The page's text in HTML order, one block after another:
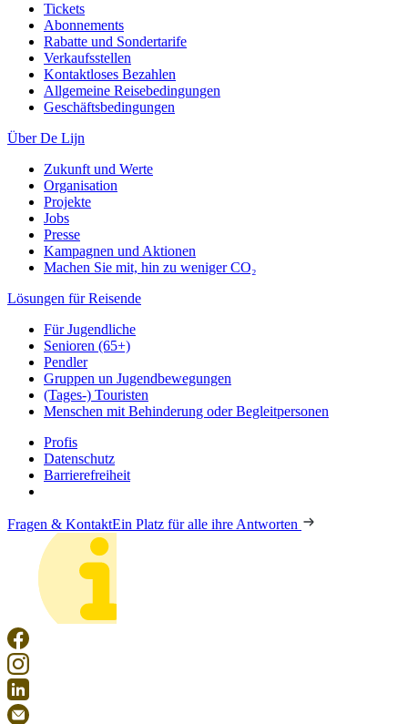
Tickets
Abonnements
Rabatte und Sondertarife
Verkaufsstellen
Kontaktloses Bezahlen
Allgemeine Reisebedingungen
Geschäftsbedingungen
Über De Lijn
Zukunft und Werte
Organisation
Projekte
Jobs
Presse
Kampagnen und Aktionen
Machen Sie mit, hin zu weniger CO₂
Lösungen für Reisende
Für Jugendliche
Senioren (65+)
Pendler
Gruppen un Jugendbewegungen
(Tages-) Touristen
Menschen mit Behinderung oder Begleitpersonen
Profis
Datenschutz
Barrierefreiheit
Fragen & KontaktEin Platz für alle ihre Antworten